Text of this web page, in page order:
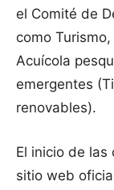
el Comité de
como
Acuícola
emergentes
renovables).
El inicio de las
sitio web